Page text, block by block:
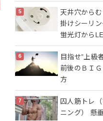
天井穴から
掛けシーリ
蛍光灯から
目指せ”上級
前後のＢＩ
方
囚人筋トレ
ニング） 懸